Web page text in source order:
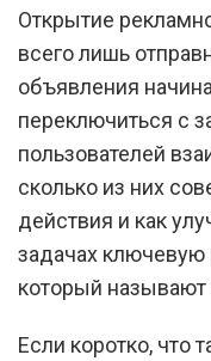
Открытие
всего лишь
объявления
переключиться с
пользователей
сколько из них
действия и как
задачах ключевую
который называют
Если коротко, что